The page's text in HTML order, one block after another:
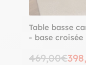
Table basse
- base croisée
469,00€